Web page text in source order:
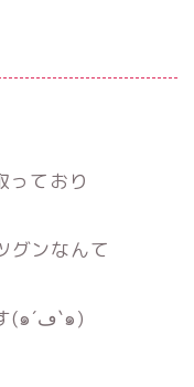
っており
グンなんて
最強ですね！！オススメ出来ます(๑´ڡ`๑)